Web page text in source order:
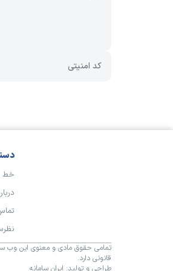
خط
تمامی حقوق مادی و معنوی این وب
قانونی دارد.
طراحی و تولید: ایران سامانه